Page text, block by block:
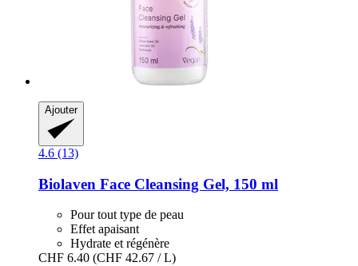
Ajouter
4.6 (13)
Biolaven Face Cleansing Gel, 150 ml
Pour tout type de peau
Effet apaisant
Hydrate et régénère
CHF 6.40 (CHF 42.67 / L)